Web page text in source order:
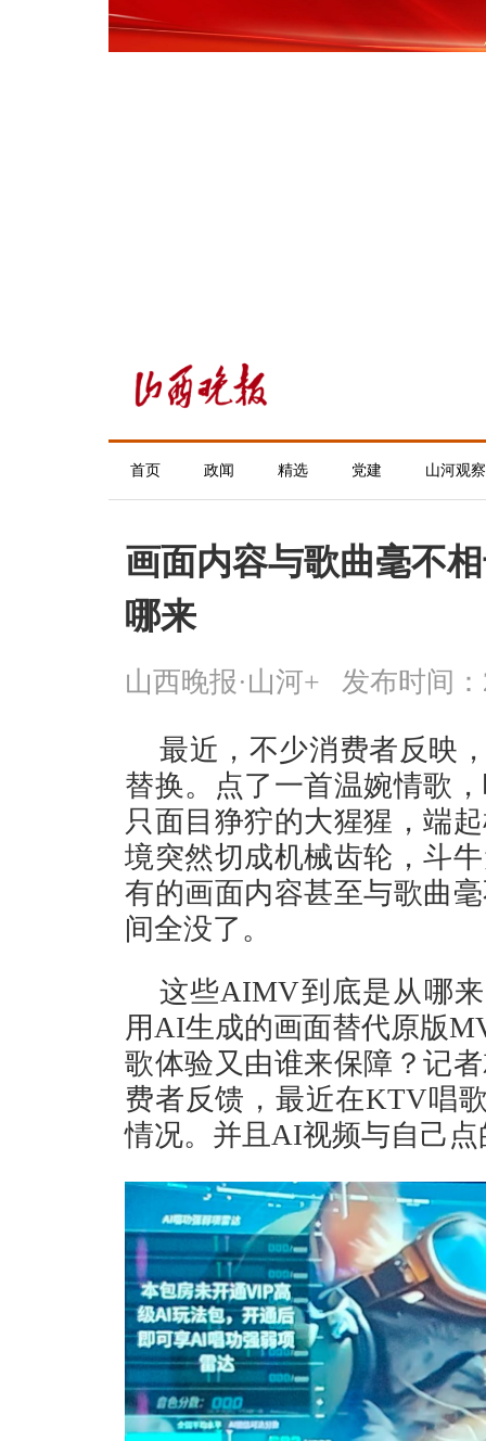
首页 政闻 精选 党建 山河观察
画面内容与歌曲毫不
哪来
山西晚报·山河+ 发布时间：
最近，不少消费者反映
替换。点了一首温婉情歌
只面目狰狞的大猩猩，端
境突然切成机械齿轮，斗
有的画面内容甚至与歌曲
间全没了。
这些AIMV到底是从哪
用AI生成的画面替代原版
歌体验又由谁来保障？记
费者反馈，最近在KTV唱
情况。并且AI视频与自己